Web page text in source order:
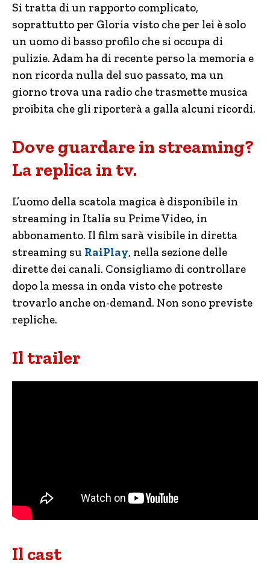
Si tratta di un rapporto complicato,
soprattutto per Gloria visto che per lei è solo
un uomo di basso profilo che si occupa di
pulizie. Adam ha di recente perso la memoria e
non ricorda nulla del suo passato, ma un
giorno trova una radio che trasmette musica
proibita che gli riporterà a galla alcuni ricordi.
Dove guardare in streaming?
La replica in tv.
L’uomo della scatola magica è disponibile in
streaming in Italia su Prime Video, in
abbonamento. Il film sarà visibile in diretta
streaming su RaiPlay, nella sezione delle
dirette dei canali. Consigliamo di controllare
dopo la messa in onda visto che potreste
trovarlo anche on-demand. Non sono previste
repliche.
Il trailer
Il cast